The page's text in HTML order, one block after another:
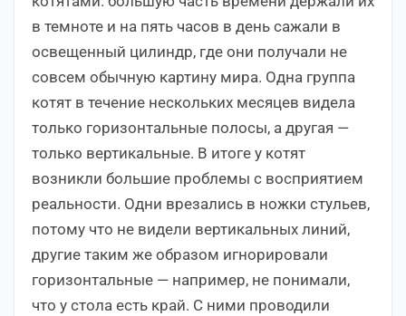
в темноте и на пять часов в день сажали в
освещенный цилиндр, где они получали не
совсем обычную картину мира. Одна группа
котят в течение нескольких месяцев видела
только горизонтальные полосы, а другая —
только вертикальные. В итоге у котят
возникли большие проблемы с восприятием
реальности. Одни врезались в ножки стульев,
потому что не видели вертикальных линий,
другие таким же образом игнорировали
горизонтальные — например, не понимали,
что у стола есть край. С ними проводили